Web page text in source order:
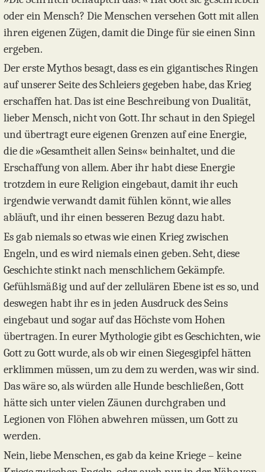
oder ein Mensch? Die Menschen versehen Gott mit allen
ihren eigenen Zügen, damit die Dinge für sie einen Sinn
ergeben.
Der erste Mythos besagt, dass es ein gigantisches Ringen
auf unserer Seite des Schleiers gegeben habe, das Krieg
erschaffen hat. Das ist eine Beschreibung von Dualität,
lieber Mensch, nicht von Gott. Ihr schaut in den Spiegel
und übertragt eure eigenen Grenzen auf eine Energie,
die die »Gesamtheit allen Seins« beinhaltet, und die
Erschaffung von allem. Aber ihr habt diese Energie
trotzdem in eure Religion eingebaut, damit ihr euch
irgendwie verwandt damit fühlen könnt, wie alles
abläuft, und ihr einen besseren Bezug dazu habt.
Es gab niemals so etwas wie einen Krieg zwischen
Engeln, und es wird niemals einen geben. Seht, diese
Geschichte stinkt nach menschlichem Gekämpfe.
Gefühlsmäßig und auf der zellulären Ebene ist es so, und
deswegen habt ihr es in jeden Ausdruck des Seins
eingebaut und sogar auf das Höchste vom Hohen
übertragen. In eurer Mythologie gibt es Geschichten, wie
Gott zu Gott wurde, als ob wir einen Siegesgipfel hätten
erklimmen müssen, um zu dem zu werden, was wir sind.
Das wäre so, als würden alle Hunde beschließen, Gott
hätte sich unter vielen Zäunen durchgraben und
Legionen von Flöhen abwehren müssen, um Gott zu
werden.
Nein, liebe Menschen, es gab da keine Kriege – keine